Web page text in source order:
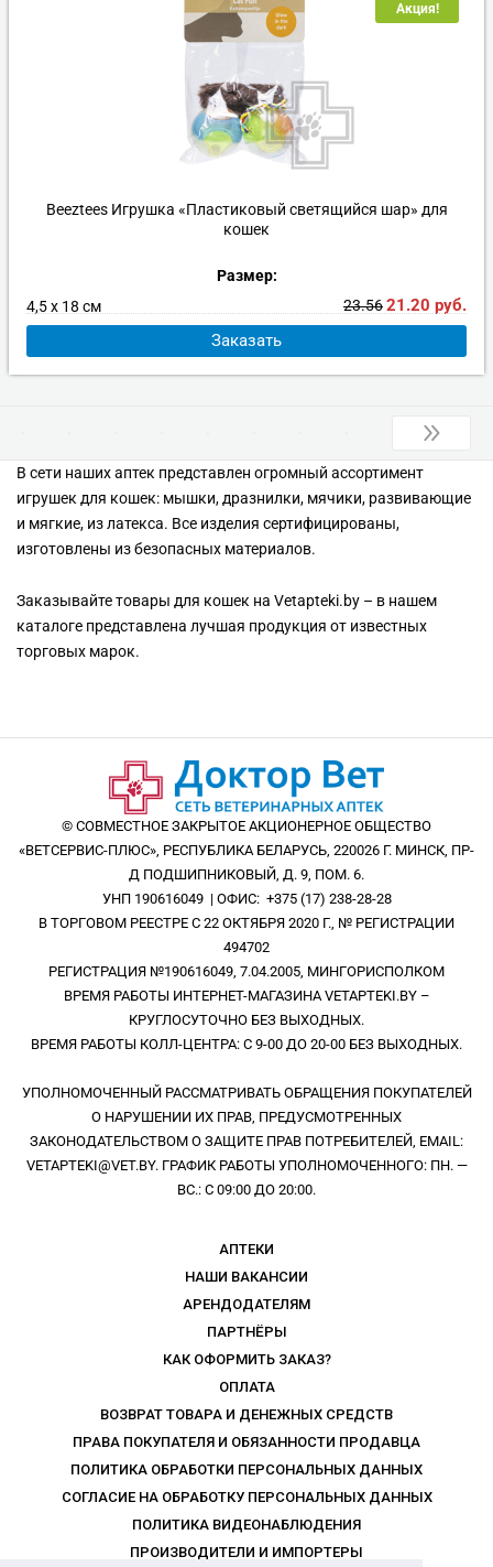
Акция!
Beeztees Игрушка «Пластиковый светящийся шар» для
кошек
Размер:
4,5 х 18 см
23.5621.20 руб.
Заказать
В сети наших аптек представлен огромный ассортимент
игрушек для кошек: мышки, дразнилки, мячики, развивающие
и мягкие, из латекса. Все изделия сертифицированы,
изготовлены из безопасных материалов.
Заказывайте товары для кошек на Vetapteki.by – в нашем
каталоге представлена лучшая продукция от известных
торговых марок.
© СОВМЕСТНОЕ ЗАКРЫТОЕ АКЦИОНЕРНОЕ ОБЩЕСТВО
«ВЕТСЕРВИС-ПЛЮС», РЕСПУБЛИКА БЕЛАРУСЬ, 220026 Г. МИНСК, ПР-
Д ПОДШИПНИКОВЫЙ, Д. 9, ПОМ. 6.
УНП 190616049 | ОФИС: +375 (17) 238-28-28
В ТОРГОВОМ РЕЕСТРЕ С 22 ОКТЯБРЯ 2020 Г., № РЕГИСТРАЦИИ
494702
РЕГИСТРАЦИЯ №190616049, 7.04.2005, МИНГОРИСПОЛКОМ
ВРЕМЯ РАБОТЫ ИНТЕРНЕТ-МАГАЗИНА VETAPTEKI.BY –
КРУГЛОСУТОЧНО БЕЗ ВЫХОДНЫХ.
ВРЕМЯ РАБОТЫ КОЛЛ-ЦЕНТРА: С 9-00 ДО 20-00 БЕЗ ВЫХОДНЫХ.
УПОЛНОМОЧЕННЫЙ РАССМАТРИВАТЬ ОБРАЩЕНИЯ ПОКУПАТЕЛЕЙ
О НАРУШЕНИИ ИХ ПРАВ, ПРЕДУСМОТРЕННЫХ
ЗАКОНОДАТЕЛЬСТВОМ О ЗАЩИТЕ ПРАВ ПОТРЕБИТЕЛЕЙ, EMAIL:
VETAPTEKI@VET.BY. ГРАФИК РАБОТЫ УПОЛНОМОЧЕННОГО: ПН. —
ВС.: С 09:00 ДО 20:00.
АПТЕКИ
НАШИ ВАКАНСИИ
АРЕНДОДАТЕЛЯМ
ПАРТНЁРЫ
КАК ОФОРМИТЬ ЗАКАЗ?
ОПЛАТА
ВОЗВРАТ ТОВАРА И ДЕНЕЖНЫХ СРЕДСТВ
ПРАВА ПОКУПАТЕЛЯ И ОБЯЗАННОСТИ ПРОДАВЦА
ПОЛИТИКА ОБРАБОТКИ ПЕРСОНАЛЬНЫХ ДАННЫХ
СОГЛАСИЕ НА ОБРАБОТКУ ПЕРСОНАЛЬНЫХ ДАННЫХ
ПОЛИТИКА ВИДЕОНАБЛЮДЕНИЯ
ПРОИЗВОДИТЕЛИ И ИМПОРТЕРЫ